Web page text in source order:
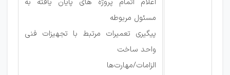
مسئول مربوطه
پیگیری تعمیرات مرتبط با تجهیزات فنی
واحد ساخت
الزامات/مهارت‌ها